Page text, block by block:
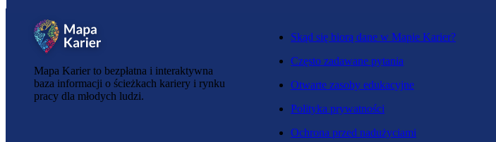
Mapa Karier to bezpłatna i interaktywna
baza informacji o ścieżkach kariery i rynku
pracy dla młodych ludzi.
Skąd się biorą dane w Mapie Karier?
Często zadawane pytania
Otwarte zasoby edukacyjne
Polityka prywatności
Ochrona przed nadużyciami